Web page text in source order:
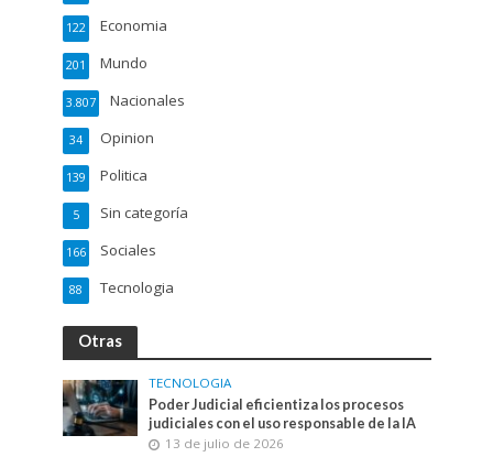
Economia
122
Mundo
201
Nacionales
3.807
Opinion
34
Politica
139
Sin categoría
5
Sociales
166
Tecnologia
88
Otras
TECNOLOGIA
Poder Judicial eficientiza los procesos
judiciales con el uso responsable de la IA
13 de julio de 2026